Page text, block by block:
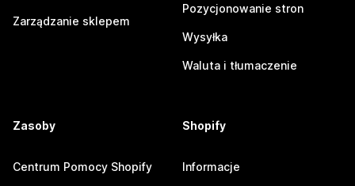
Zarządzanie sklepem
Pozycjonowanie stron
Wysyłka
Waluta i tłumaczenie
Zasoby
Centrum Pomocy Shopify
Shopify
Informacje